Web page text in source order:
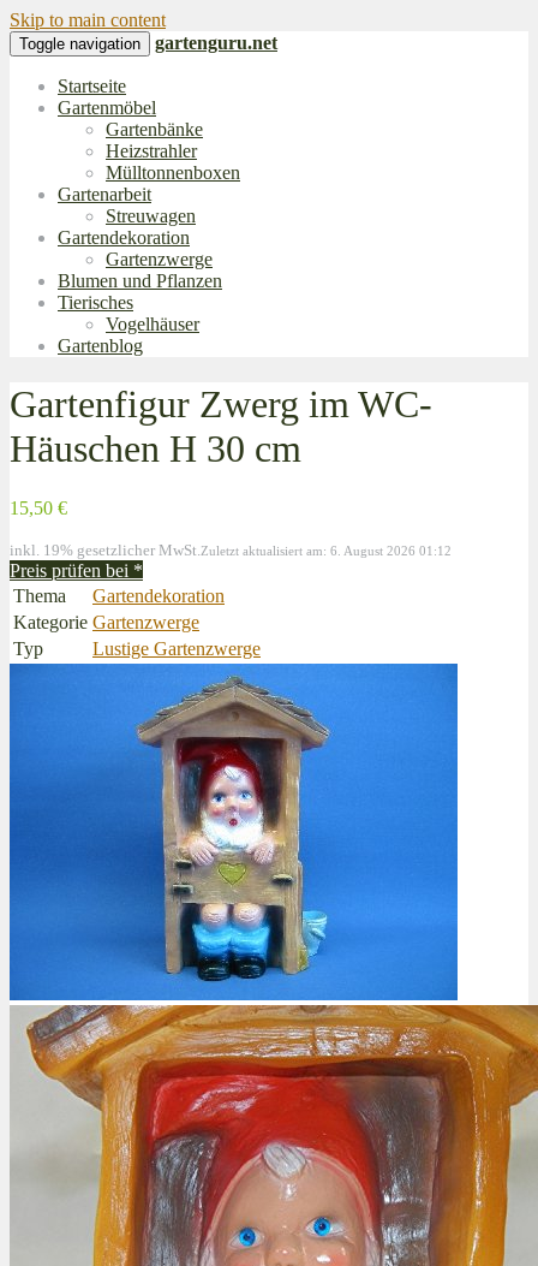
Skip to main content
Toggle navigation gartenguru.net
Startseite
Gartenmöbel
Gartenbänke
Heizstrahler
Mülltonnenboxen
Gartenarbeit
Streuwagen
Gartendekoration
Gartenzwerge
Blumen und Pflanzen
Tierisches
Vogelhäuser
Gartenblog
Gartenfigur Zwerg im WC-
Häuschen H 30 cm
15,50 €
inkl. 19% gesetzlicher MwSt. Zuletzt aktualisiert am: 6. August 2026 01:12
Preis prüfen bei *
Thema
Gartendekoration
Kategorie Gartenzwerge
Typ
Lustige Gartenzwerge